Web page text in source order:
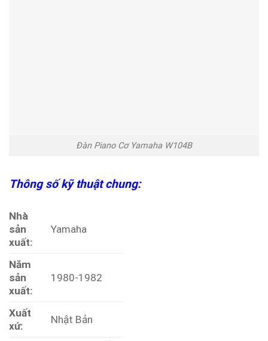
Đàn Piano Cơ Yamaha W104B
Thông số kỹ thuật chung:
Nhà
sản
xuất:
Yamaha
Năm
sản
xuất:
1980-1982
Xuất
xứ:
Nhật Bản